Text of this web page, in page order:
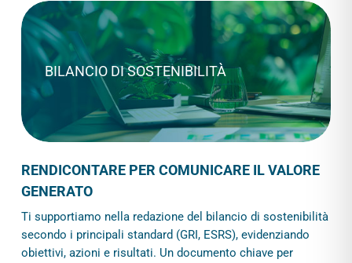
BILANCIO DI SOSTENIBILITÀ
RENDICONTARE PER COMUNICARE IL VALORE
GENERATO
Ti supportiamo nella redazione del bilancio di sostenibilità
secondo i principali standard (GRI, ESRS), evidenziando
obiettivi, azioni e risultati. Un documento chiave per